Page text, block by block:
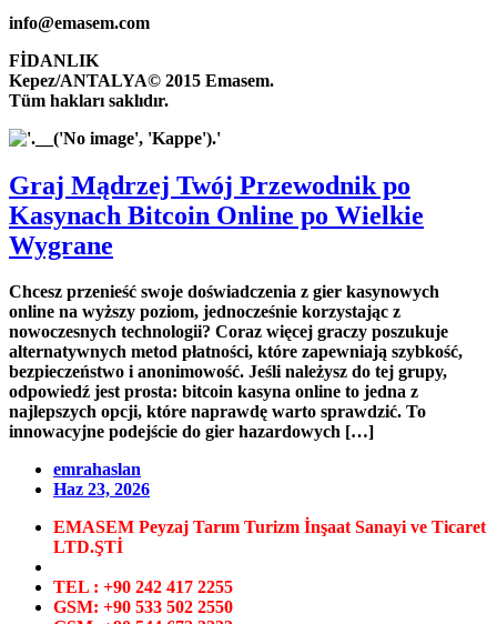
info@emasem.com
FİDANLIK
Kepez/ANTALYA© 2015 Emasem.
Tüm hakları saklıdır.
Graj Mądrzej Twój Przewodnik po
Kasynach Bitcoin Online po Wielkie
Wygrane
Chcesz przenieść swoje doświadczenia z gier kasynowych
online na wyższy poziom, jednocześnie korzystając z
nowoczesnych technologii? Coraz więcej graczy poszukuje
alternatywnych metod płatności, które zapewniają szybkość,
bezpieczeństwo i anonimowość. Jeśli należysz do tej grupy,
odpowiedź jest prosta: bitcoin kasyna online to jedna z
najlepszych opcji, które naprawdę warto sprawdzić. To
innowacyjne podejście do gier hazardowych […]
emrahaslan
Haz 23, 2026
EMASEM Peyzaj Tarım Turizm İnşaat Sanayi ve Ticaret
LTD.ŞTİ
TEL : +90 242 417 2255
GSM: +90 533 502 2550